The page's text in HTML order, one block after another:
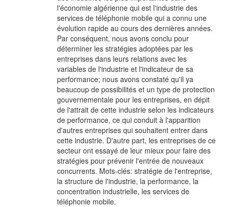
l'économie algérienne qui est l'industrie des
services de téléphonie mobile qui a connu une
évolution rapide au cours des dernières années.
Par conséquent, nous avons conclu pour
déterminer les stratégies adoptées par les
entreprises dans leurs relations avec les
variables de l'industrie et l'indicateur de sa
performance; nous avons constaté qu'il ya
beaucoup de possibilités et un type de protection
gouvernementale pour les entreprises, en dépit
de l'attrait de cette industrie selon les indicateurs
de performance, ce qui conduit à l'apparition
d'autres entreprises qui souhaitent entrer dans
cette industrie. D'autre part, les entreprises de ce
secteur ont essayé de leur mieux pour faire des
stratégies pour prévenir l'entrée de nouveaux
concurrents. Mots-clés: stratégie de l'entreprise,
la structure de l'industrie, la performance, la
concentration industrielle, les services de
téléphonie mobile.